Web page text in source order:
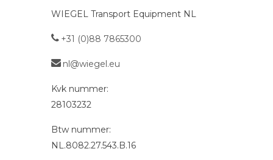
WIEGEL Transport Equipment NL
+31 (0)88 7865300
nl@wiegel.eu
Kvk nummer:
28103232
Btw nummer:
NL.8082.27.543.B.16